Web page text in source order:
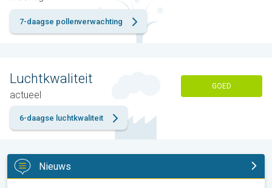
7-daagse pollenverwachting
Luchtkwaliteit
actueel
GOED
6-daagse luchtkwaliteit
Nieuws